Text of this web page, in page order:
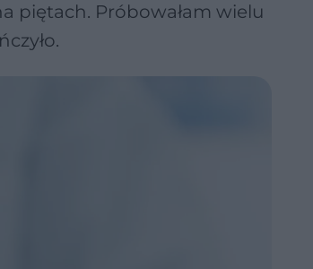
piętach. Próbowałam wielu